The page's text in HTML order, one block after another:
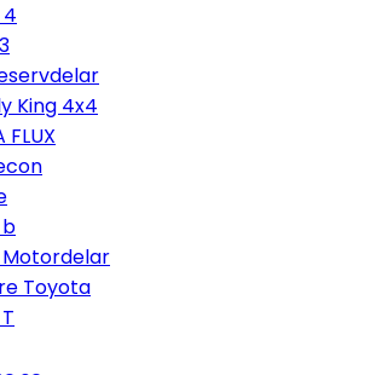
4
King 4x4
FLUX
Motordelar
Toyota